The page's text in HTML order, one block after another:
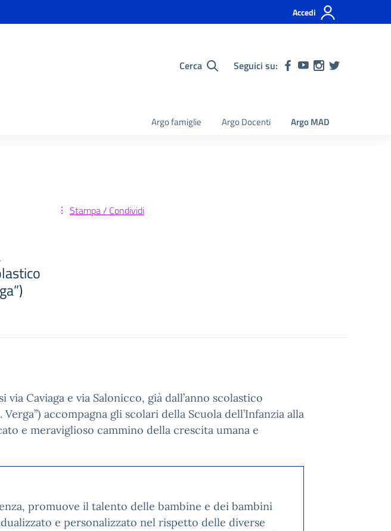
Accedi
Cerca Seguici su:
Argo famiglie Argo Docenti Argo MAD
Stampa / Condividi
via Caviaga e via Salonicco, già dall’anno scolastico
accompagna gli scolari della Scuola dell’Infanzia alla
e meraviglioso cammino della crescita umana e
promuove il talento delle bambine e dei bambini
e personalizzato nel rispetto delle diverse